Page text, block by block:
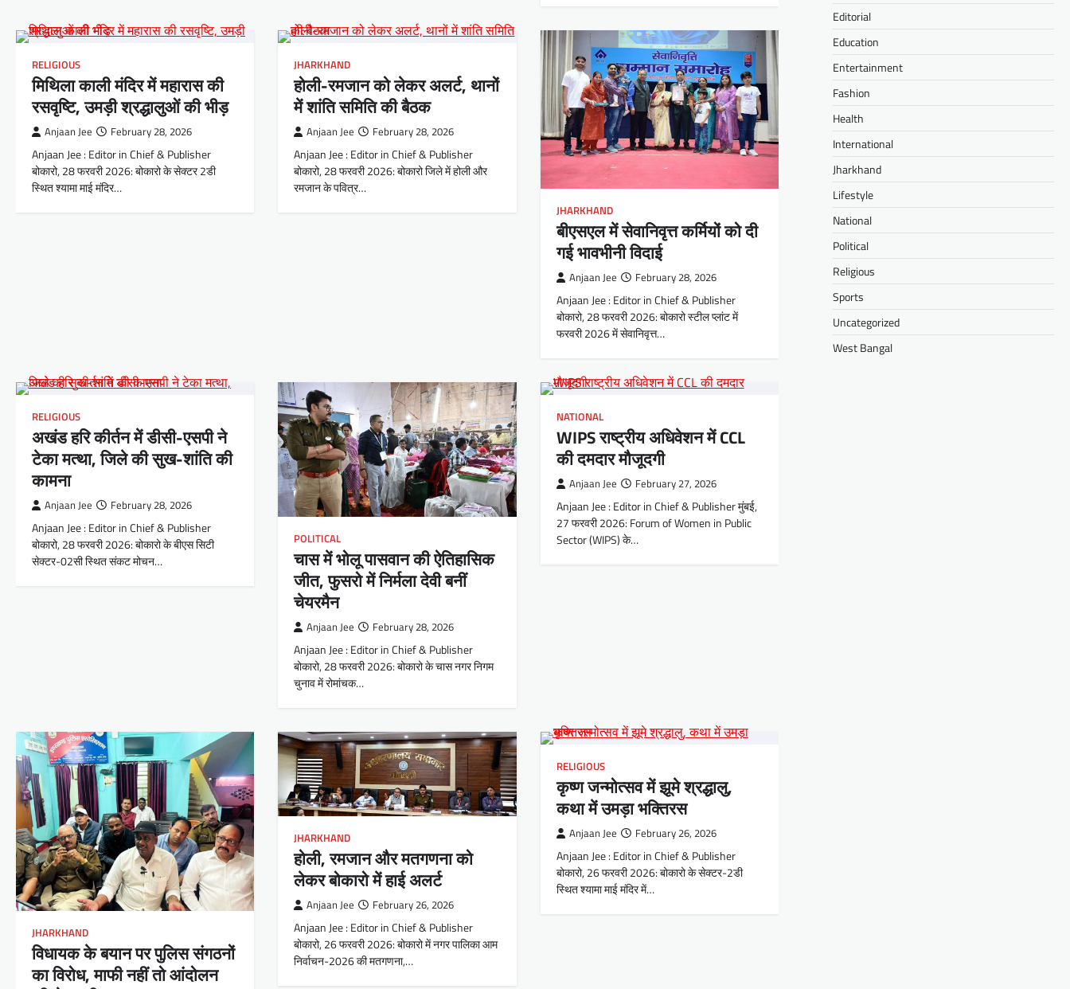
RELIGIOUS
मिथिला काली मंदिर में महारास की
रसवृष्टि, उमड़ी श्रद्धालुओं की भीड़
Anjaan Jee February 28, 2026
Anjaan Jee : Editor in Chief & Publisher
बोकारो, 28 फरवरी 2026: बोकारो के सेक्टर 2डी
स्थित श्यामा माई मंदिर…
JHARKHAND
होली-रमजान को लेकर अलर्ट, थानों
में शांति समिति की बैठक
Anjaan Jee February 28, 2026
Anjaan Jee : Editor in Chief & Publisher
बोकारो, 28 फरवरी 2026: बोकारो जिले में होली और
रमजान के पवित्र…
JHARKHAND
बीएसएल में सेवानिवृत्त कर्मियों को दी
गई भावभीनी विदाई
Anjaan Jee February 28, 2026
Anjaan Jee : Editor in Chief & Publisher
बोकारो, 28 फरवरी 2026: बोकारो स्टील प्लांट में
फरवरी 2026 में सेवानिवृत्त…
RELIGIOUS
अखंड हरि कीर्तन में डीसी-एसपी ने
टेका मत्था, जिले की सुख-शांति की
कामना
Anjaan Jee February 28, 2026
Anjaan Jee : Editor in Chief & Publisher
बोकारो, 28 फरवरी 2026: बोकारो के बीएस सिटी
सेक्टर-02सी स्थित संकट मोचन…
POLITICAL
चास में भोलू पासवान की ऐतिहासिक
जीत, फुसरो में निर्मला देवी बनीं
चेयरमैन
Anjaan Jee February 28, 2026
Anjaan Jee : Editor in Chief & Publisher
बोकारो, 28 फरवरी 2026: बोकारो के चास नगर निगम
चुनाव में रोमांचक…
NATIONAL
WIPS राष्ट्रीय अधिवेशन में CCL
की दमदार मौजूदगी
Anjaan Jee February 27, 2026
Anjaan Jee : Editor in Chief & Publisher मुंबई,
27 फरवरी 2026: Forum of Women in Public
Sector (WIPS) के…
JHARKHAND
विधायक के बयान पर पुलिस संगठनों
का विरोध, माफी नहीं तो आंदोलन
JHARKHAND
होली, रमजान और मतगणना को
लेकर बोकारो में हाई अलर्ट
Anjaan Jee February 26, 2026
Anjaan Jee : Editor in Chief & Publisher
बोकारो, 26 फरवरी 2026: बोकारो में नगर पालिका आम
निर्वाचन-2026 की मतगणना,…
RELIGIOUS
कृष्ण जन्मोत्सव में झूमे श्रद्धालु,
कथा में उमड़ा भक्तिरस
Anjaan Jee February 26, 2026
Anjaan Jee : Editor in Chief & Publisher
बोकारो, 26 फरवरी 2026: बोकारो के सेक्टर-2डी
स्थित श्यामा माई मंदिर में…
Editorial
Education
Entertainment
Fashion
Health
International
Jharkhand
Lifestyle
National
Political
Religious
Sports
Uncategorized
West Bangal